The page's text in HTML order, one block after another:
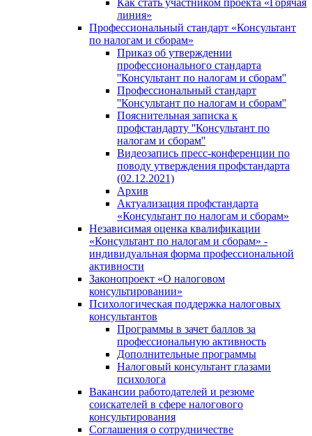
Как стать участником проекта «Горячая
линия»
Профессиональный стандарт «Консультант
по налогам и сборам»
Приказ об утверждении
профессионального стандарта
''Консультант по налогам и сборам''
Профессиональный стандарт
''Консультант по налогам и сборам''
Пояснительная записка к
профстандарту ''Консультант по
налогам и сборам''
Видеозапись пресс-конференции по
поводу утверждения профстандарта
(02.12.2021)
Архив
Актуализация профстандарта
«Консультант по налогам и сборам»
Независимая оценка квалификации
«Консультант по налогам и сборам» -
индивидуальная форма профессиональной
активности
Законопроект «О налоговом
консультировании»
Психологическая поддержка налоговых
консультантов
Программы в зачет баллов за
профессиональную активность
Дополнительные программы
Налоговый консультант глазами
психолога
Вакансии работодателей и резюме
соискателей в сфере налогового
консультирования
Соглашения о сотрудничестве